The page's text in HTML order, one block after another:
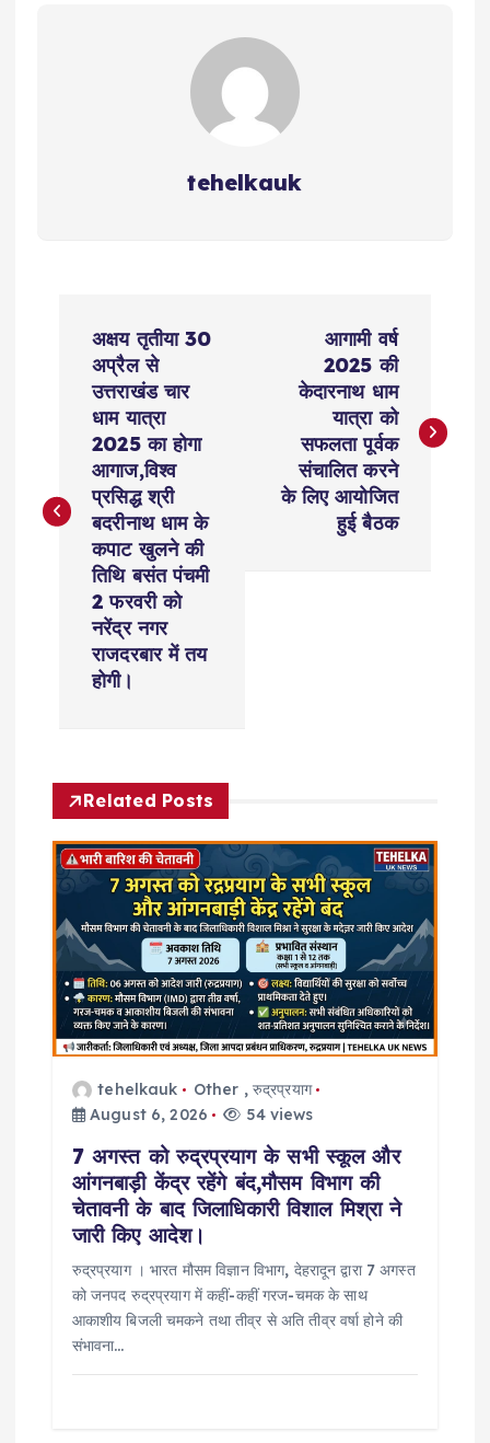
tehelkauk
n
t
o
n
अक्षय तृतीया 30
अप्रैल से
उत्तराखंड चार
धाम यात्रा
2025 का होगा
आगाज,विश्व
प्रसिद्ध श्री
बदरीनाथ धाम के
कपाट खुलने की
तिथि बसंत पंचमी
2 फरवरी को
नरेंद्र नगर
राजदरबार में‌ तय
होगी।
आगामी वर्ष
2025 की
केदारनाथ धाम
यात्रा को
सफलता पूर्वक
संचालित करने
के लिए आयोजित
हुई बैठक
Related Posts
tehelkauk Other , रुद्रप्रयाग
August 6, 2026
54 views
7 अगस्त को रुद्रप्रयाग के सभी स्कूल और
आंगनबाड़ी केंद्र रहेंगे बंद,मौसम विभाग की
चेतावनी के बाद जिलाधिकारी विशाल मिश्रा ने
जारी किए आदेश।
रुद्रप्रयाग । भारत मौसम विज्ञान विभाग, देहरादून द्वारा 7 अगस्त
को जनपद रुद्रप्रयाग में कहीं-कहीं गरज-चमक के साथ
आकाशीय बिजली चमकने तथा तीव्र से अति तीव्र वर्षा होने की
संभावना…